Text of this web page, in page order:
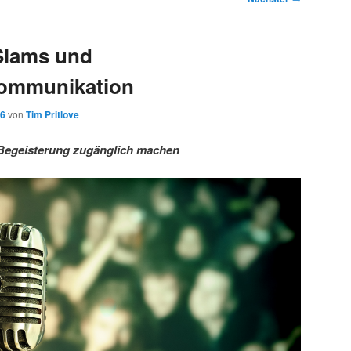
und
von Tim Pritlove
zugänglich machen